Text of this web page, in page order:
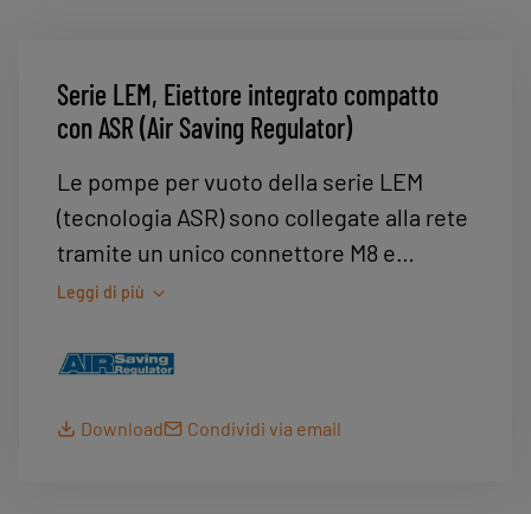
Serie LEM, Eiettore integrato compatto
con ASR (Air Saving Regulator)
Le pompe per vuoto della serie LEM
(tecnologia ASR) sono collegate alla rete
tramite un unico connettore M8 e
integrano tutte le funzioni
vacuometro). Due volte più rapide della
permettono all’utilizzatore di risparmiare
Leggi di più
Download Condividi via email